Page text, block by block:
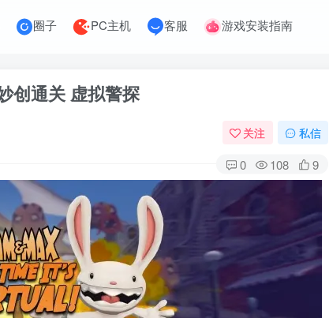
圈子 PC主机 客服 游戏安装指南
创通关 虚拟警探
关注 私信
0 108 9